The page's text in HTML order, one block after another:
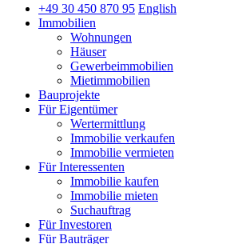
+49 30 450 870 95 English
Immobilien
Wohnungen
Häuser
Gewerbeimmobilien
Mietimmobilien
Bauprojekte
Für Eigentümer
Wertermittlung
Immobilie verkaufen
Immobilie vermieten
Für Interessenten
Immobilie kaufen
Immobilie mieten
Suchauftrag
Für Investoren
Für Bauträger